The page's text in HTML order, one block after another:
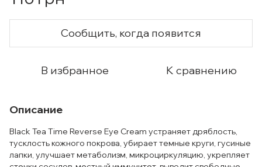
Сообщить, когда появится
В избранное К сравнению
Описание
Black Tea Time Reverse Eye Cream устраняет дряблость,
тусклость кожного покрова, убирает темные круги, гусиные
лапки, улучшает метаболизм, микроциркуляцию, укрепляет